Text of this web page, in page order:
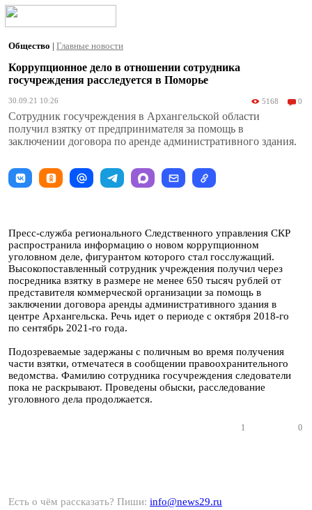
Общество | Главные новости
Коррупционное дело в отношении сотрудника
госучреждения расследуется в Поморье
30.09.21 10:26 5168 0
Сотрудник госучреждения в Архангельской области
получил взятку от предпринимателя за помощь в
заключении договора по аренде административного здания.
Пресс-служба регионального Следственного управления СКР
распространила информацию о новом коррупционном
уголовном деле, фигурантом которого стал госслужащий.
Высокопоставленный сотрудник учреждения получил через
посредника взятку в размере не менее 650 тысяч рублей от
представителя коммерческой организации за помощь в
заключении договора аренды административного здания в
центре Архангельска. Речь идет о периоде с октября 2018-го
по сентябрь 2021-го года.
Подозреваемые задержаны с поличным во время получения
части взятки, отмечатеся в сообщении правоохранительного
ведомства. Фамилию сотрудника госучреждения следователи
пока не раскрывают. Проведены обыски, расследование
уголовного дела продолжается.
1 0
Есть о чём рассказать? Пиши: info@news29.ru